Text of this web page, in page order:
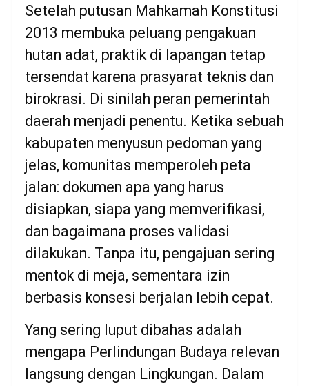
Setelah putusan Mahkamah Konstitusi
2013 membuka peluang pengakuan
hutan adat, praktik di lapangan tetap
tersendat karena prasyarat teknis dan
birokrasi. Di sinilah peran pemerintah
daerah menjadi penentu. Ketika sebuah
kabupaten menyusun pedoman yang
jelas, komunitas memperoleh peta
jalan: dokumen apa yang harus
disiapkan, siapa yang memverifikasi,
dan bagaimana proses validasi
dilakukan. Tanpa itu, pengajuan sering
mentok di meja, sementara izin
berbasis konsesi berjalan lebih cepat.
Yang sering luput dibahas adalah
mengapa Perlindungan Budaya relevan
langsung dengan Lingkungan. Dalam